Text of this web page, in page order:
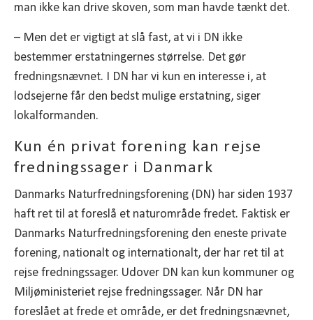
man ikke kan drive skoven, som man havde tænkt det.
– Men det er vigtigt at slå fast, at vi i DN ikke
bestemmer erstatningernes størrelse. Det gør
fredningsnævnet. I DN har vi kun en interesse i, at
lodsejerne får den bedst mulige erstatning, siger
lokalformanden.
Kun én privat forening kan rejse
fredningssager i Danmark
Danmarks Naturfredningsforening (DN) har siden 1937
haft ret til at foreslå et naturområde fredet. Faktisk er
Danmarks Naturfredningsforening den eneste private
forening, nationalt og internationalt, der har ret til at
rejse fredningssager. Udover DN kan kun kommuner og
Miljøministeriet rejse fredningssager. Når DN har
foreslået at frede et område, er det fredningsnævnet,